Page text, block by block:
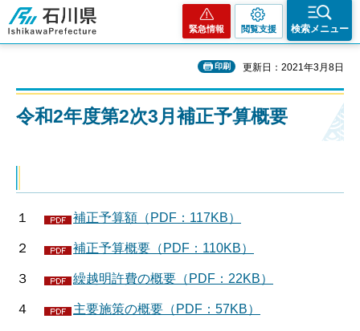
石川県
緊急情報 閲覧支援 検索メニュー
印刷 更新日：2021年3月8日
令和2年度第2次3月補正予算概要
１ 補正予算額（PDF：117KB）
２ 補正予算概要（PDF：110KB）
３ 繰越明許費の概要（PDF：22KB）
４ 主要施策の概要（PDF：57KB）